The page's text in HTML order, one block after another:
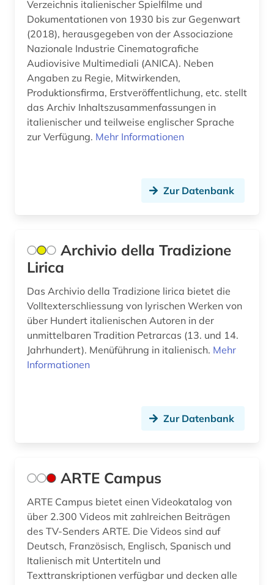
geschichte 1500-1680 (1)
geschichte 1500-2014 (1)
geschichte 1600 - 2000 (1)
geschichte 1600-1700 (2)
geschichte 1606-1935 (1)
geschichte 1700-1800 (1)
geschichte 1751-1772 (1)
geschichte 1789-1960 (2)
geschichte 1790-1920 (1)
geschichte 1800-1950 (1)
geschichte 1850-1900 (2)
geschichte 1918-1959 (1)
geschichte 1933-1945 (1)
geschichte 1945- (1)
geschichte <1801-1900> (1)
geschichte anfänge – 1226 (1)
Verzeichnis italienischer Spielfilme und
Dokumentationen von 1930 bis zur Gegenwart
(2018), herausgegeben von der Associazione
Nazionale Industrie Cinematografiche
Audiovisive Multimediali (ANICA). Neben
Angaben zu Regie, Mitwirkenden,
Produktionsfirma, Erstveröffentlichung, etc. stellt
das Archiv Inhaltszusammenfassungen in
italienischer und teilweise englischer Sprache
zur Verfügung. Mehr Informationen
Zur Datenbank
Archivio della Tradizione
Lirica
Das Archivio della Tradizione lirica bietet die
Volltexterschliessung von lyrischen Werken von
über Hundert italienischen Autoren in der
unmittelbaren Tradition Petrarcas (13. und 14.
Jahrhundert). Menüführung in italienisch. Mehr
Informationen
Zur Datenbank
ARTE Campus
ARTE Campus bietet einen Videokatalog von
über 2.300 Videos mit zahlreichen Beiträgen
des TV-Senders ARTE. Die Videos sind auf
Deutsch, Französisch, Englisch, Spanisch und
Italienisch mit Untertiteln und
Texttranskriptionen verfügbar und decken alle